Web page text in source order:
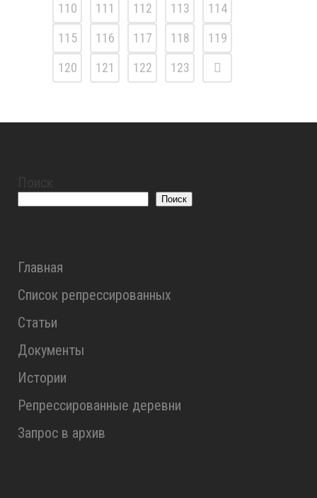
110
111 112 113
114
115
116 117 118
119
120
121 122 123
Поиск
Главная
Список репрессированных
Статьи
Документы
Истории
Репрессированные деревни
Запрос в архив